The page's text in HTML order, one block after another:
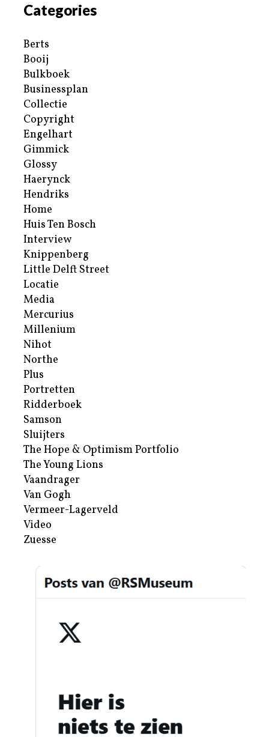
Categories
Berts
Booij
Bulkboek
Businessplan
Collectie
Copyright
Engelhart
Gimmick
Glossy
Haerynck
Hendriks
Home
Huis Ten Bosch
Interview
Knippenberg
Little Delft Street
Locatie
Media
Mercurius
Millenium
Nihot
Northe
Plus
Portretten
Ridderboek
Samson
Sluijters
The Hope & Optimism Portfolio
The Young Lions
Vaandrager
Van Gogh
Vermeer-Lagerveld
Video
Zuesse